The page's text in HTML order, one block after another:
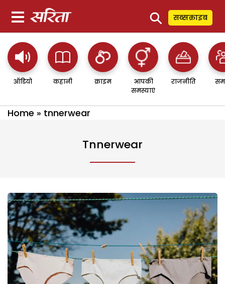
⚲ सब्सक्राइब
ऑडियो कहानी क्राइम
आपकी
समस्याएं
राजनीति
Home » tnnerwear
Tnnerwear